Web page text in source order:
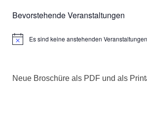
Bevorstehende Veranstaltungen
HinweisEs sind keine anstehenden
Neue Broschüre als PDF und als